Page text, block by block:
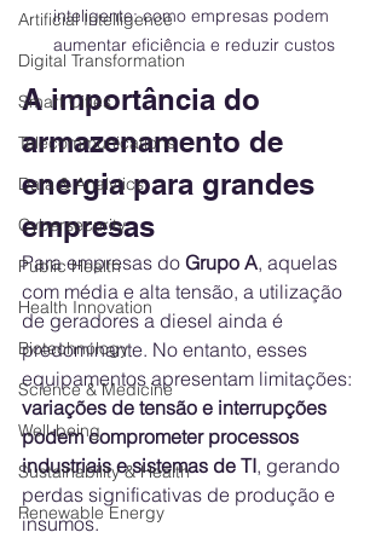
Artificial Intelligence
Digital Transformation
Smart Cities
Telecommunications
Data & Analytics
Cybersecurity
Public Health
Health Innovation
Biotechnology
Science & Medicine
Well-being
Sustainability & Health
Renewable Energy
inteligente: como empresas podem
aumentar eficiência e reduzir custos
A importância do
armazenamento de
energia para grandes
empresas
Para empresas do Grupo A, aquelas
com média e alta tensão, a utilização
de geradores a diesel ainda é
predominante. No entanto, esses
equipamentos apresentam limitações:
variações de tensão e interrupções
podem comprometer processos
industriais e sistemas de TI, gerando
perdas significativas de produção e
insumos.